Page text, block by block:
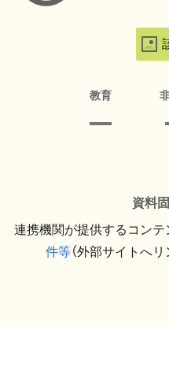
教育
資料
連携機関が提供するコンテ
件等（外部サイトへ